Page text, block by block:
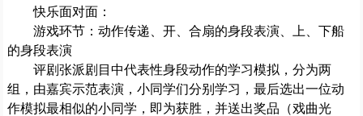
快乐面对面：
游戏环节：动作传递、开、合扇的身段表演、上、下船
的身段表演
评剧张派剧目中代表性身段动作的学习模拟，分为两
组，由嘉宾示范表演，小同学们分别学习，最后选出一位动
作模拟最相似的小同学，即为获胜，并送出奖品（戏曲光